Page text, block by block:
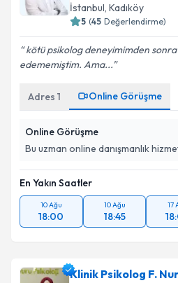
İstanbul, Kadıköy
5 (45 Değerlendirme)
kötü psikolog deneyimimden
edememiştim. Ama...
Adres 1 Online Görüşme
Online Görüşme
Bu uzman online danışmanlık
En Yakın Saatler
10 Ağu
18:00
10 Ağu
18:45
17
Klinik Psikolog F.